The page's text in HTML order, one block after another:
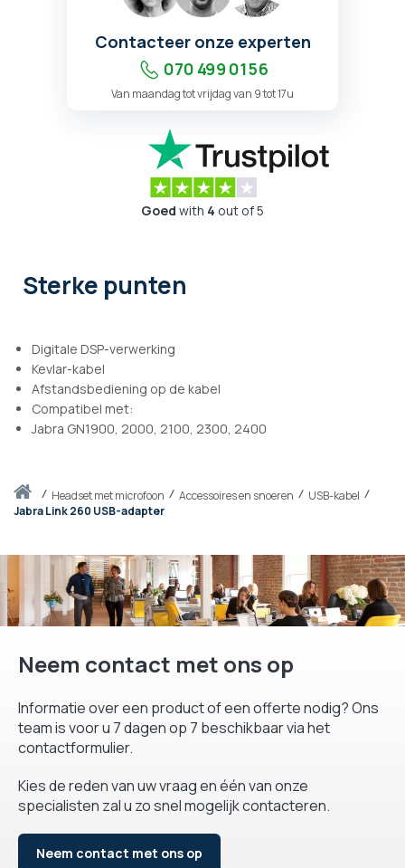
Thuisheadset met microfoon Accessoires en snoeren
USB-kabel
Jabra Link 260 USB-adapter
Contacteer onze experten
070 499 01 56
Van maandag tot vrijdag van 9 tot 17u
Goed with 4 out of 5
Sterke punten
Digitale DSP-verwerking
Kevlar-kabel
Afstandsbediening op de kabel
Compatibel met:
Jabra GN1900, 2000, 2100, 2300, 2400
Neem contact met ons op
Informatie over een product of een offerte nodig? Ons
team is voor u 7 dagen op 7 beschikbaar via het
contactformulier.
Kies de reden van uw vraag en één van onze
specialisten zal u zo snel mogelijk contacteren.
Neem contact met ons op